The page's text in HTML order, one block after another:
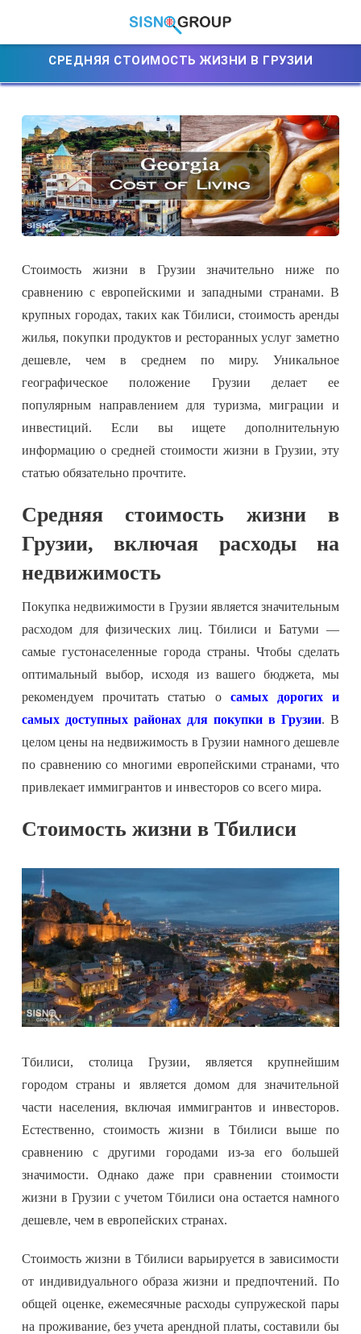
СРЕДНЯЯ СТОИМОСТЬ ЖИЗНИ В ГРУЗИИ
Стоимость жизни в Грузии значительно ниже по
сравнению с европейскими и западными странами. В
крупных городах, таких как Тбилиси, стоимость аренды
жилья, покупки продуктов и ресторанных услуг заметно
дешевле, чем в среднем по миру. Уникальное
географическое положение Грузии делает ее
популярным направлением для туризма, миграции и
инвестиций. Если вы ищете дополнительную
информацию о средней стоимости жизни в Грузии, эту
статью обязательно прочтите.
Средняя стоимость жизни в
Грузии, включая расходы на
недвижимость
Покупка недвижимости в Грузии является значительным
расходом для физических лиц. Тбилиси и Батуми —
самые густонаселенные города страны. Чтобы сделать
оптимальный выбор, исходя из вашего бюджета, мы
рекомендуем прочитать статью о самых дорогих и
самых доступных районах для покупки в Грузии. В
целом цены на недвижимость в Грузии намного дешевле
по сравнению со многими европейскими странами, что
привлекает иммигрантов и инвесторов со всего мира.
Стоимость жизни в Тбилиси
Тбилиси, столица Грузии, является крупнейшим
городом страны и является домом для значительной
части населения, включая иммигрантов и инвесторов.
Естественно, стоимость жизни в Тбилиси выше по
сравнению с другими городами из-за его большей
значимости. Однако даже при сравнении стоимости
жизни в Грузии с учетом Тбилиси она остается намного
дешевле, чем в европейских странах.
Стоимость жизни в Тбилиси варьируется в зависимости
от индивидуального образа жизни и предпочтений. По
общей оценке, ежемесячные расходы супружеской пары
на проживание, без учета арендной платы, составили бы